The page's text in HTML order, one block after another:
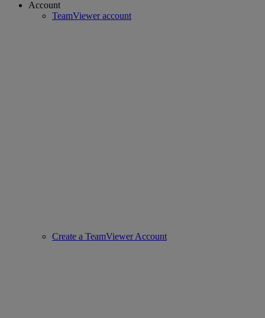
Account
TeamViewer account
Create a TeamViewer Account